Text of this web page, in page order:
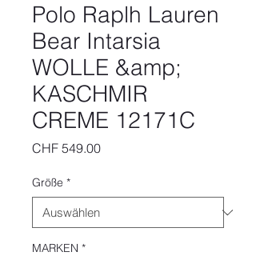
Polo Raplh Lauren
Bear Intarsia
WOLLE &amp;
KASCHMIR
CREME 12171C
CHF 549.00Preis
Größe *
MARKEN *